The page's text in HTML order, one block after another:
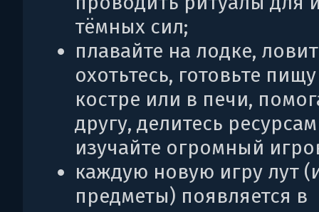
тёмных сил;
плавайте на лодке,
охотьтесь, готовьте
костре или в печи,
другу, делитесь
изучайте огромный
каждую новую игру лут
предметы) появляется в